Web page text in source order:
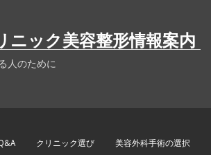
ニック美容整形情報案内
人のために
クリニック選び 美容外科手術の選択